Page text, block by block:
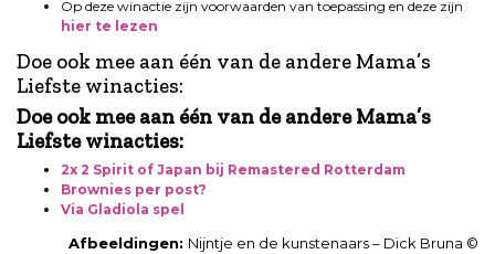
Op deze winactie zijn voorwaarden van toepassing en deze zijn
hier te lezen
Doe ook mee aan één van de andere Mama’s
Liefste winacties:
Doe ook mee aan één van de andere Mama’s
Liefste winacties:
2x 2 Spirit of Japan bij Remastered Rotterdam
Brownies per post?
Via Gladiola spel
Afbeeldingen: Nijntje en de kunstenaars – Dick Bruna ©